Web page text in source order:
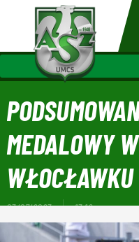
MEDALOWY
WŁOCŁAWKU
03/07/2023 13:12